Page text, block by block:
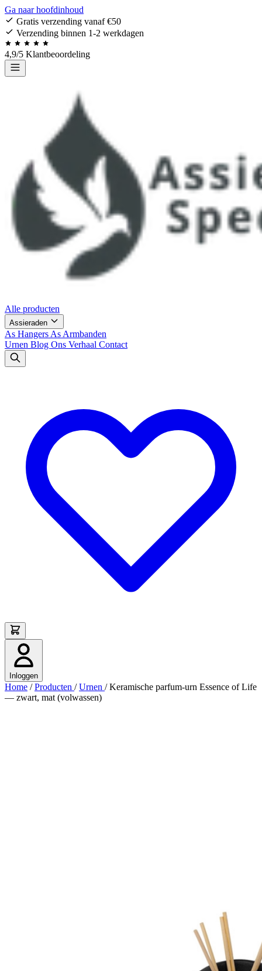
Ga naar hoofdinhoud
Gratis verzending vanaf €50
Verzending binnen 1-2 werkdagen
4,9/5 Klantbeoordeling
Alle producten
Assieraden
As Hangers As Armbanden
Urnen Blog Ons Verhaal Contact
Inloggen
Home / Producten / Urnen / Keramische parfum-urn Essence of Life
— zwart, mat (volwassen)